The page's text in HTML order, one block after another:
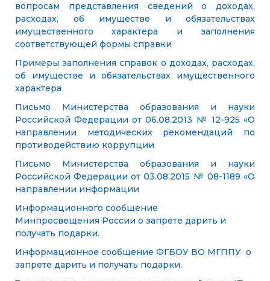
вопросам представления сведений о доходах,
расходах, об имуществе и обязательствах
имущественного характера и заполнения
соответствующей формы справки
Примеры заполнения справок о доходах, расходах,
об имуществе и обязательствах имущественного
характера
Письмо Министерства образования и науки
Российской Федерации от 06.08.2013 № 12-925 «О
направлении методических рекомендаций по
противодействию коррупции
Письмо Министерства образования и науки
Российской Федерации от 03.08.2015 № 08-1189 «О
направлении информации
Информационного сообщение
Минпросвещения России о запрете дарить и
получать подарки.
Информационное сообщение ФГБОУ ВО МГППУ о
запрете дарить и получать подарки.